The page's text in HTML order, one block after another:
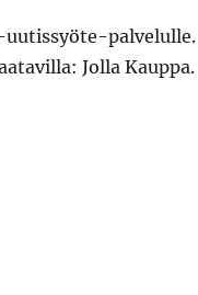
lukija Tiny Tiny RSS -